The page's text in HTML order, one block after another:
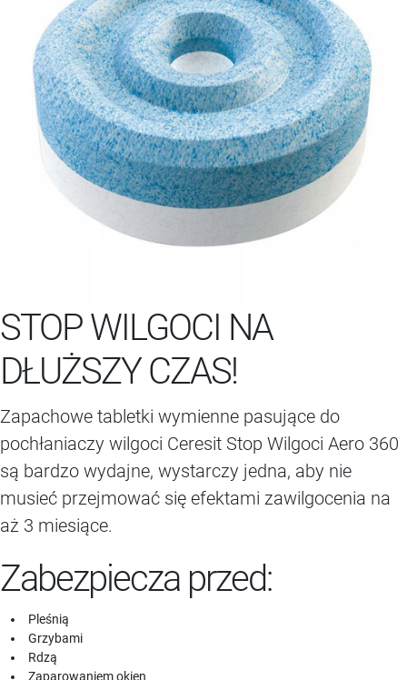
STOP WILGOCI NA
DŁUŻSZY CZAS!
Zapachowe tabletki wymienne pasujące do
pochłaniaczy wilgoci Ceresit Stop Wilgoci Aero 360
są bardzo wydajne, wystarczy jedna, aby nie
musieć przejmować się efektami zawilgocenia na
aż 3 miesiące.
Zabezpiecza przed:
Pleśnią
Grzybami
Rdzą
Zaparowaniem okien